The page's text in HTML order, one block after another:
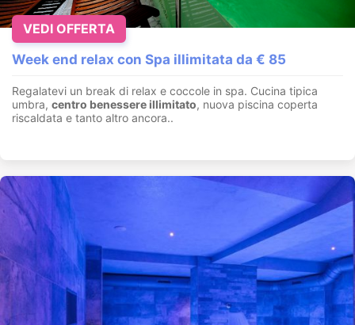
Week end relax con Spa illimitata da € 85
Regalatevi un break di relax e coccole in spa. Cucina tipica
umbra, centro benessere illimitato, nuova piscina coperta
riscaldata e tanto altro ancora..
VEDI OFFERTA